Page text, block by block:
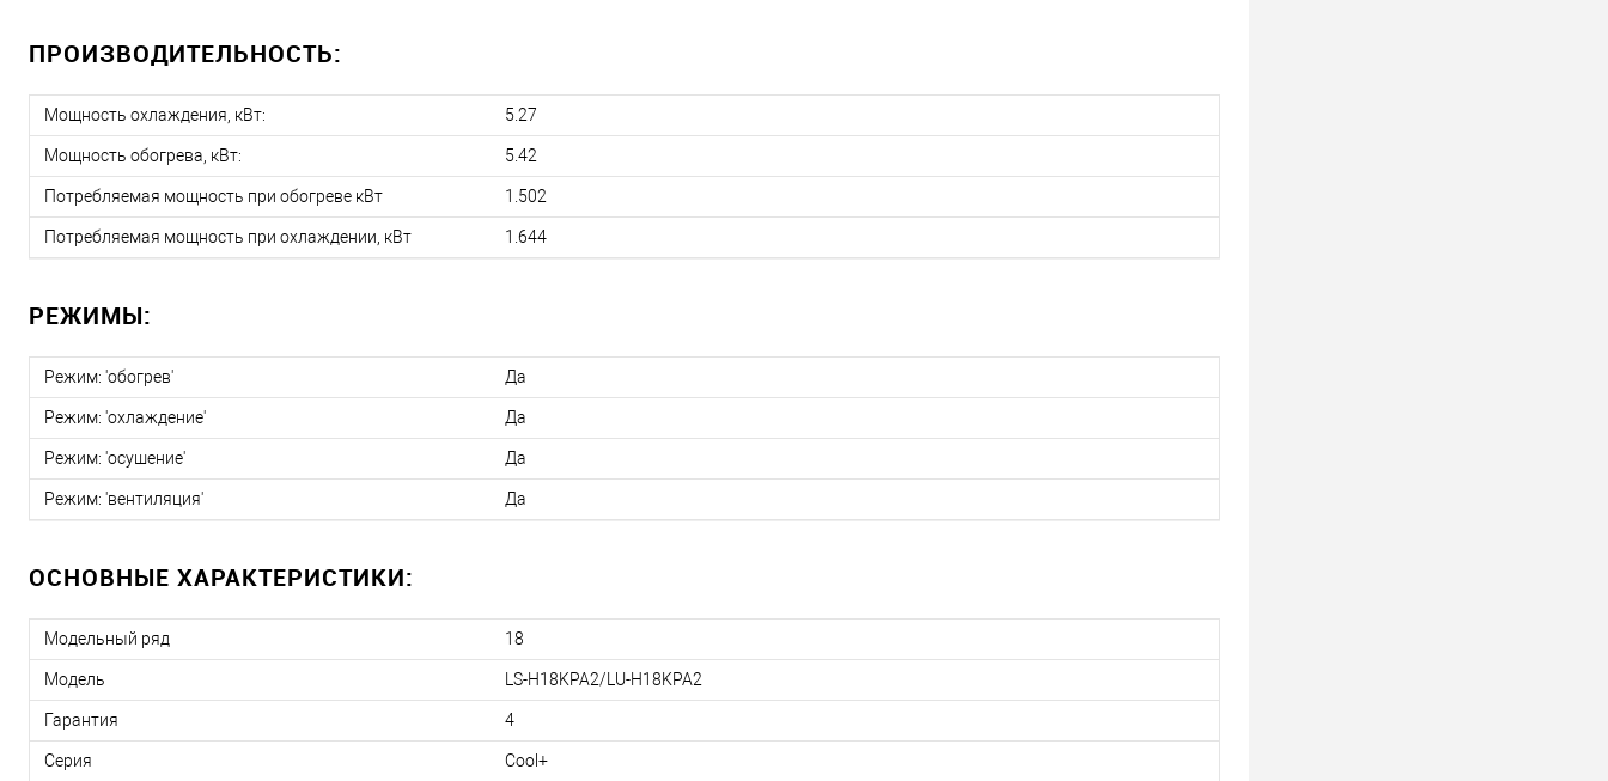
ПРОИЗВОДИТЕЛЬНОСТЬ:
Мощность охлаждения, кВт: 5.27
Мощность обогрева, кВт: 5.42
Потребляемая мощность при обогреве кВт 1.502
Потребляемая мощность при охлаждении, кВт 1.644
РЕЖИМЫ:
Режим: 'обогрев' Да
Режим: 'охлаждение' Да
Режим: 'осушение' Да
Режим: 'вентиляция' Да
ОСНОВНЫЕ ХАРАКТЕРИСТИКИ:
Модельный ряд 18
Модель LS-H18KPA2/LU-H18KPA2
Гарантия 4
Серия Cool+